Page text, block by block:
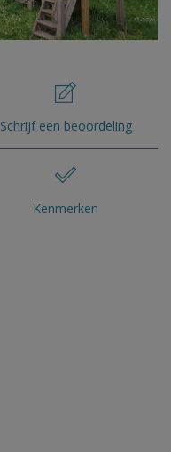
Schrijf een beoordeling
Kenmerken